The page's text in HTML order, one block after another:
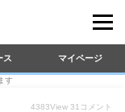
ス マイページ
す
4383View 31 コメント